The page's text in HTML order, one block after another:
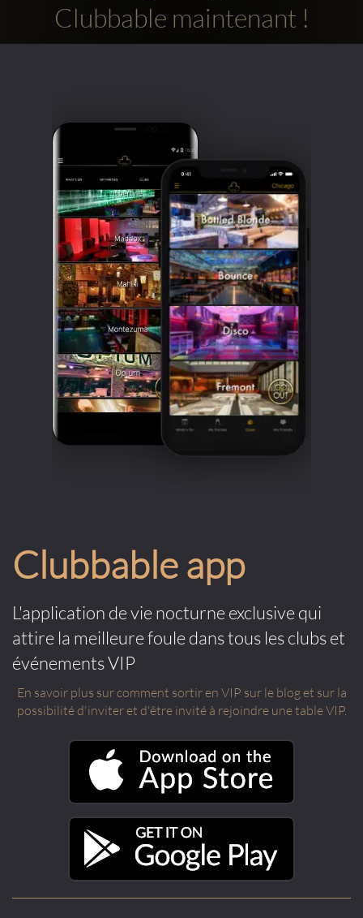
Clubbable maintenant !
Clubbable app
L'application de vie nocturne exclusive qui
attire la meilleure foule dans tous les clubs et
événements VIP
En savoir plus sur comment sortir en VIP sur le blog et sur la
possibilité d'inviter et d'être invité à rejoindre une table VIP.